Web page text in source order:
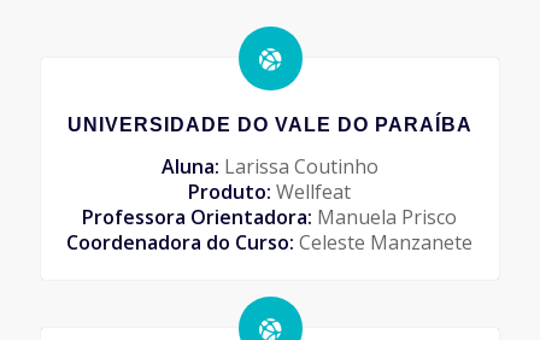
UNIVERSIDADE DO VALE DO PARAÍBA
Aluna: Larissa Coutinho
Produto: Wellfeat
Professora Orientadora: Manuela Prisco
Coordenadora do Curso: Celeste Manzanete